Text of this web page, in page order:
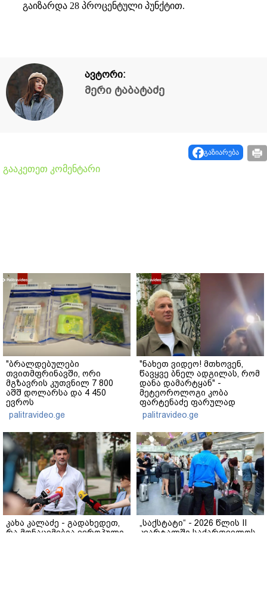
გაიზარდა 28 პროცენტული პუნქტით.
ავტორი:
მერი ტაბატაძე
გაზიარება
გააკეთეთ კომენტარი
"ბრალდებულები
თვითმფრინავში, ორი
მგზავრის კუთვნილ 7 800
აშშ დოლარსა და 4 450
ევროს
მართლსაწინააღმდეგოდ
დაეუფლნენ" - დანაშაულის
რა დეტალები ხდება
ცნობილი?
palitravideo.ge
"ნახეთ ვიდეო! მთხოვენ,
წავყვე ბნელ ადგილას, რომ
დანა დამარტყან" -
მეტეოროლოგი კობა
ფარტენაძე ფარულად
გადაღებულ კადრებს
აქვეყნებს
palitravideo.ge
კახა კალაძე - გადახედეთ,
რა მონაცემებია ევროპული
„საქსტატი“ - 2026 წლის II
კვარტალში საქართველოს